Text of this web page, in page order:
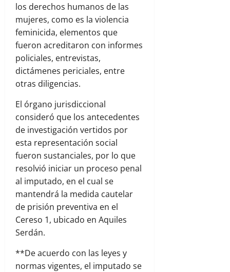
los derechos humanos de las
mujeres, como es la violencia
feminicida, elementos que
fueron acreditaron con informes
policiales, entrevistas,
dictámenes periciales, entre
otras diligencias.
El órgano jurisdiccional
consideró que los antecedentes
de investigación vertidos por
esta representación social
fueron sustanciales, por lo que
resolvió iniciar un proceso penal
al imputado, en el cual se
mantendrá la medida cautelar
de prisión preventiva en el
Cereso 1, ubicado en Aquiles
Serdán.
**De acuerdo con las leyes y
normas vigentes, el imputado se